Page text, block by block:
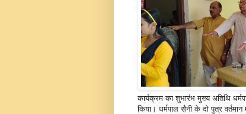
कार्यक्रम का शुभारंभ मुख्य अतिथि
किया। धर्मपाल सैनी के दो पुत्र